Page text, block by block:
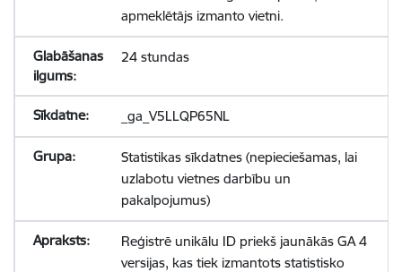
apmeklētājs izmanto vietni.
24 stundas
_ga_V5LLQP65NL
Statistikas sīkdatnes (nepieciešamas, lai
uzlabotu vietnes darbību un
pakalpojumus)
Reģistrē unikālu ID priekš jaunākās GA 4
versijas, kas tiek izmantots statistisko